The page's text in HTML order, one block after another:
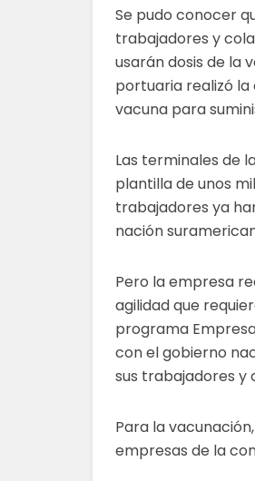
Se pudo conocer
trabajadores y
usarán dosis de la
portuaria realizó
vacuna para
Las terminales de
plantilla de unos
trabajadores ya
nación
Pero la empresa
agilidad que
programa
con el gobierno
sus trabajadores y
Para la
empresas de la